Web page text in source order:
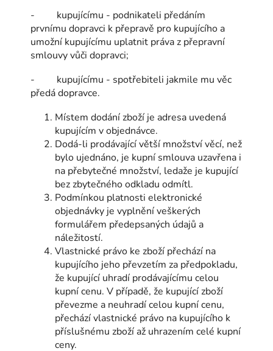
- kupujícímu - podnikateli předáním
prvnímu dopravci k přepravě pro kupujícího a
umožní kupujícímu uplatnit práva z přepravní
smlouvy vůči dopravci;
- kupujícímu - spotřebiteli jakmile mu věc
předá dopravce.
Místem dodání zboží je adresa uvedená
kupujícím v objednávce.
Dodá-li prodávající větší množství věcí, než
bylo ujednáno, je kupní smlouva uzavřena i
na přebytečné množství, ledaže je kupující
bez zbytečného odkladu odmítl.
Podmínkou platnosti elektronické
objednávky je vyplnění veškerých
formulářem předepsaných údajů a
náležitostí.
Vlastnické právo ke zboží přechází na
kupujícího jeho převzetím za předpokladu,
že kupující uhradí prodávajícímu celou
kupní cenu. V případě, že kupující zboží
převezme a neuhradí celou kupní cenu,
přechází vlastnické právo na kupujícího k
příslušnému zboží až uhrazením celé kupní
ceny.